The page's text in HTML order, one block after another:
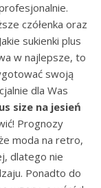
czółenka oraz
sukienki plus
w najlepsze, to
swoją
dla Was
size na jesień
Prognozy
moda na retro,
dlatego nie
Ponadto do